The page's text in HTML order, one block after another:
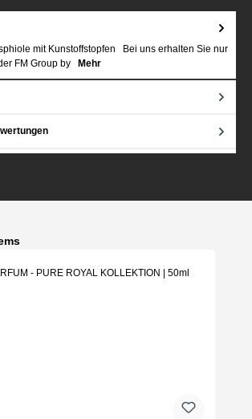
mit Kunstoffstopfen Bei uns erhalten Sie nur
FM Group by Mehr